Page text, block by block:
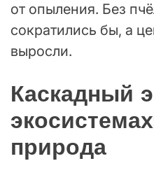
от опыления. Без
сократились бы, а
выросли.
Каскадный
природа